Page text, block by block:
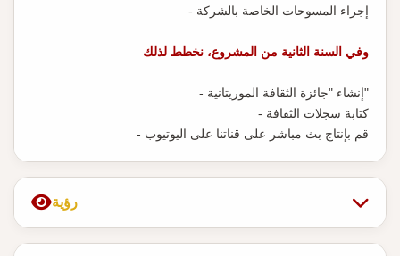
- إجراء المسوحات الخاصة بالشركة
وفي السنة الثانية من المشروع، نخطط لذلك
- إنشاء "جائزة الثقافة الموريتانية"
- كتابة سجلات الثقافة
- قم بإنتاج بث مباشر على قناتنا على اليوتيوب
رؤية